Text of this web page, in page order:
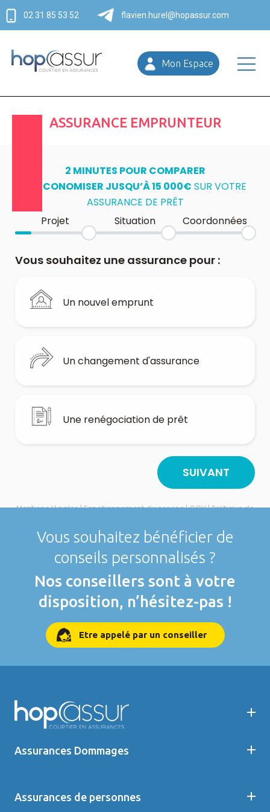
02 31 85 53 52 flavien.hurel@hopassur.com
Mon Espace
ASSURANCE EMPRUNTEUR
Vous souhaitez bénéficier de
conseils personnalisés ?
Nos conseillers sont à votre
disposition, n’hésitez-pas !
Etre appelé par un conseiller
Assurances Dommages
Assurances de personnes